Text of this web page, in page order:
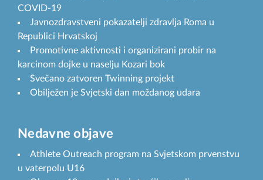
COVID-19
Javnozdravstveni pokazatelji zdravlja Roma u
Republici Hrvatskoj
Promotivne aktivnosti i organizirani probir na
karcinom dojke u naselju Kozari bok
Svečano zatvoren Twinning projekt
Obilježen je Svjetski dan moždanog udara
Nedavne objave
Athlete Outreach program na Svjetskom prvenstvu
u vaterpolu U16